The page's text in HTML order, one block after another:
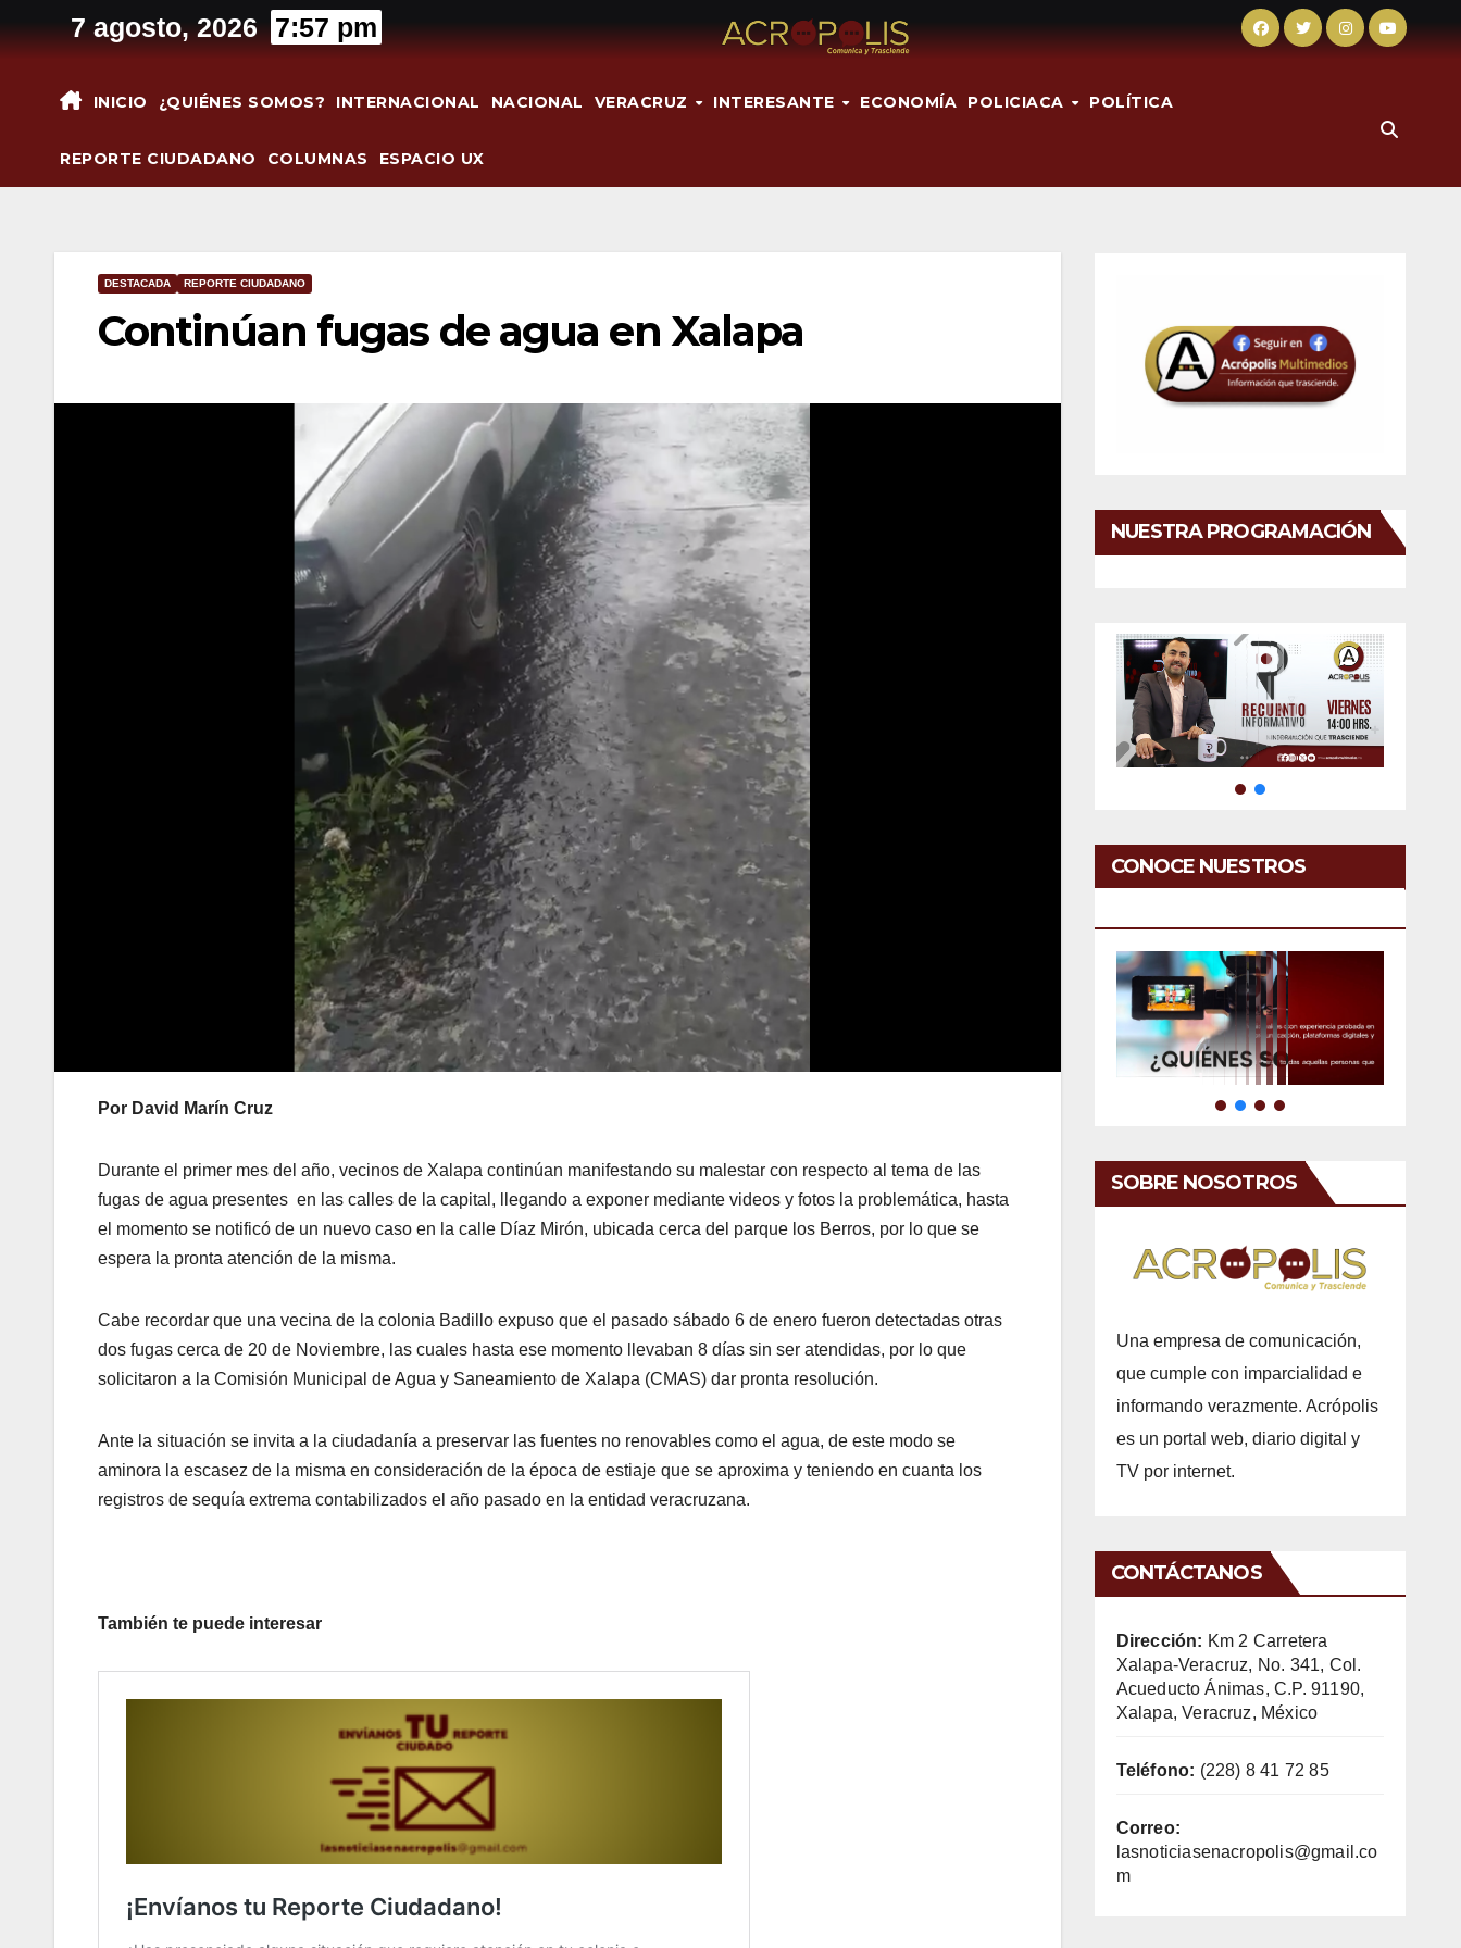
al
7 agosto, 2026 7:57 pm
INICIO ¿QUIÉNES SOMOS? INTERNACIONAL NACIONAL VERACRUZ INTERESANTE ECONOMÍA POLICIACA POLÍTICA
REPORTE CIUDADANO COLUMNAS ESPACIO UX
DESTACADA REPORTE CIUDADANO
Continúan fugas de agua en Xalapa
Por David Marín Cruz
Durante el primer mes del año, vecinos de Xalapa continúan manifestando su malestar con respecto al tema de las
fugas de agua presentes en las calles de la capital, llegando a exponer mediante videos y fotos la problemática, hasta
el momento se notificó de un nuevo caso en la calle Díaz Mirón, ubicada cerca del parque los Berros, por lo que se
espera la pronta atención de la misma.
Cabe recordar que una vecina de la colonia Badillo expuso que el pasado sábado 6 de enero fueron detectadas otras
dos fugas cerca de 20 de Noviembre, las cuales hasta ese momento llevaban 8 días sin ser atendidas, por lo que
solicitaron a la Comisión Municipal de Agua y Saneamiento de Xalapa (CMAS) dar pronta resolución.
Ante la situación se invita a la ciudadanía a preservar las fuentes no renovables como el agua, de este modo se
aminora la escasez de la misma en consideración de la época de estiaje que se aproxima y teniendo en cuanta los
registros de sequía extrema contabilizados el año pasado en la entidad veracruzana.
También te puede interesar
NUESTRA PROGRAMACIÓN
CONOCE NUESTROS
SOBRE NOSOTROS
Una empresa de comunicación,
que cumple con imparcialidad e
informando verazmente. Acrópolis
es un portal web, diario digital y
TV por internet.
CONTÁCTANOS
Dirección: Km 2 Carretera
Xalapa-Veracruz, No. 341, Col.
Acueducto Ánimas, C.P. 91190,
Xalapa, Veracruz, México
Teléfono: (228) 8 41 72 85
Correo:
lasnoticiasenacropolis@gmail.co
m